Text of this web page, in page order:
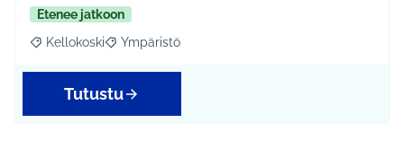
Etenee jatkoon
Rajaa tulokset aihepiirin mukaan: Kellokoski
Kellokoski Rajaa tulokset teeman mukaan: Ympäristö
Ympäristö
Tutustu